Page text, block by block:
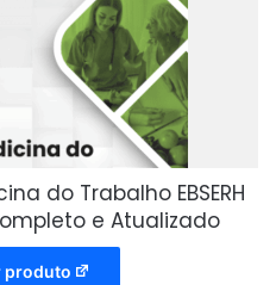
do Trabalho EBSERH
e Atualizado
produto